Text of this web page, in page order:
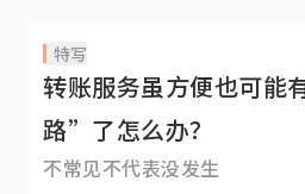
特写
转账服务虽方便也可
路”了怎么办？
不常见不代表没发生